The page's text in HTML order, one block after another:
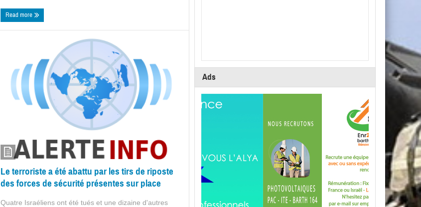
Read more
Le terroriste a été abattu par les tirs de riposte
des forces de sécurité présentes sur place
Quatre Israéliens ont été tués et une dizaine d'autres
Ads